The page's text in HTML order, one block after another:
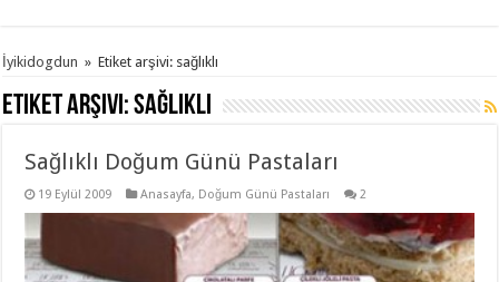
İyikidogdun » Etiket arşivi: sağlıklı
Etiket arşivi:sağlıklı
Sağlıklı Doğum Günü Pastaları
19 Eylül 2009 Anasayfa, Doğum Günü Pastaları 2